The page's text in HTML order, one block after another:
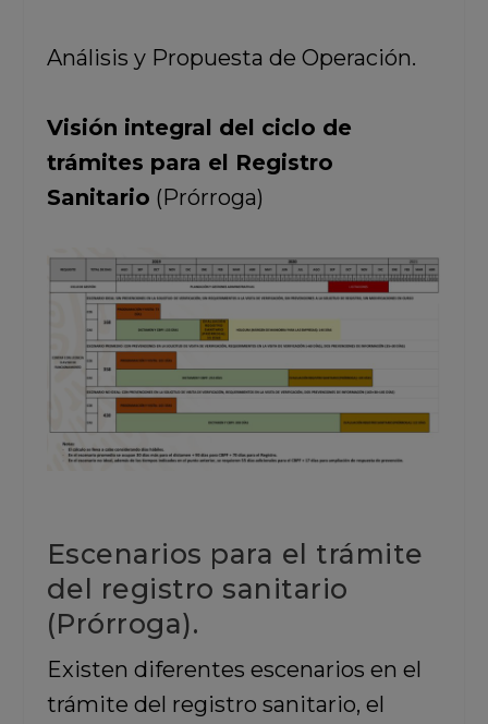
Análisis y Propuesta de Operación.
Visión integral del ciclo de
trámites para el Registro
Sanitario (Prórroga)
Escenarios para el trámite
del registro sanitario
(Prórroga).
Existen diferentes escenarios en el
trámite del registro sanitario, el